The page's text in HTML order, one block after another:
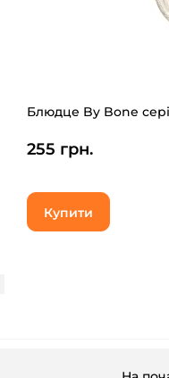
Блюдце By Bone
255 грн.
Купити